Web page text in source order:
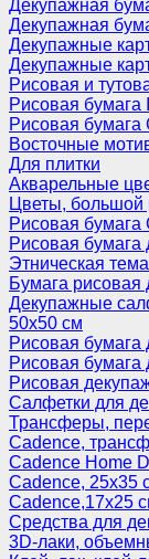
Декупажная
Декупажная
Декупажные
Декупажные
Рисовая и
Рисовая бумага
Рисовая бумага
Восточные
Для плитки
Акварельные
Цветы, большой
Рисовая бумага
Рисовая бумага
Этническая
Бумага рисовая
Декупажные
50х50 см
Рисовая бумага
Рисовая бумага
Рисовая
Салфетки для
Трансферы,
Cadence,
Cadence Home
Cadence, 25х35
Cadence,17х25
Средства для
3D-лаки,